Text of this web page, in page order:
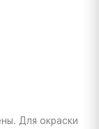
Для окраски